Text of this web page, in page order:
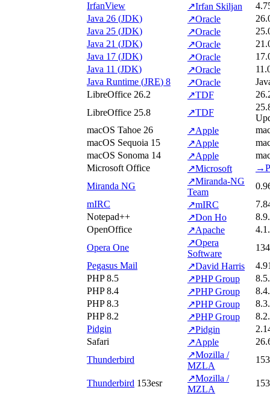
IrfanView
↗Irfan Skiljan
Java 26 (JDK) ↗Oracle
Java 25 (JDK) ↗Oracle
Java 21 (JDK) ↗Oracle
Java 17 (JDK) ↗Oracle
Java 11 (JDK) ↗Oracle
Java Runtime (JRE) 8 ↗Oracle
LibreOffice 26.2
↗TDF
LibreOffice 25.8
↗TDF
macOS Tahoe 26
↗Apple
macOS Sequoia 15
↗Apple
macOS Sonoma 14
↗Apple
Microsoft Office
↗Microsoft →
Miranda NG
↗Miranda-NG
Team
mIRC
↗mIRC
Notepad++
↗Don Ho
OpenOffice
↗Apache
Opera One
↗Opera
Software
Pegasus Mail
↗David Harris
PHP 8.5
↗PHP Group
PHP 8.4
↗PHP Group
PHP 8.3
↗PHP Group
PHP 8.2
↗PHP Group
Pidgin
↗Pidgin
Safari
↗Apple
Thunderbird
↗Mozilla /
MZLA
Thunderbird 153esr ↗Mozilla /
MZLA